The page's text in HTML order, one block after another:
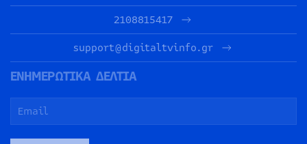
2108815417
support@digitaltvinfo.gr
ΕΝΗΜΕΡΩΤΙΚΑ ΔΕΛΤΙΑ